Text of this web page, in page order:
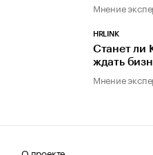
Мнение
HRLINK
Станет ли
ждать
Мнение